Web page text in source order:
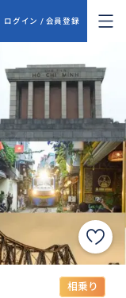
ログイン / 会員登録
相乗り